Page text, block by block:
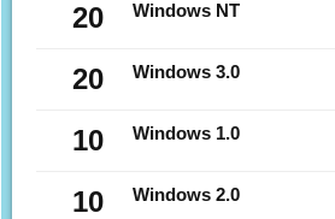
20
Windows NT
20 Windows 3.0
10 Windows 1.0
10 Windows 2.0